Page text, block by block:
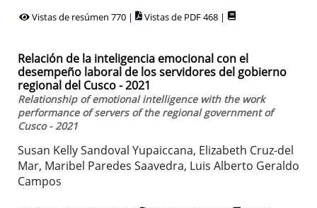
Vistas de resúmen 770 | Vistas de PDF 468 |
Relación de la inteligencia emocional con el
desempeño laboral de los servidores del gobierno
regional del Cusco - 2021
Relationship of emotional intelligence with the work
performance of servers of the regional government of
Cusco - 2021
Susan Kelly Sandoval Yupaiccana, Elizabeth Cruz-del
Mar, Maribel Paredes Saavedra, Luis Alberto Geraldo
Campos